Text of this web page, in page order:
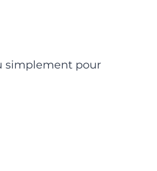
simplement pour